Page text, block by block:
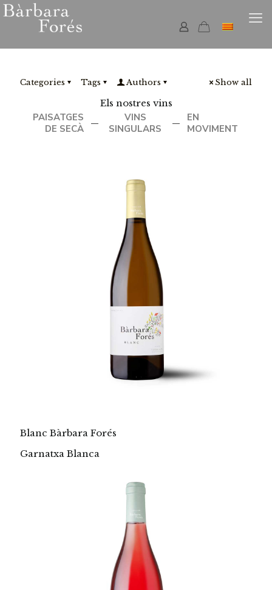
Categories Tags Authors Show all
Els nostres vins
PAISATGES
DE SECÀ
—
VINS
SINGULARS
—
EN
MOVIMENT
Blanc Bàrbara Forés
Garnatxa Blanca